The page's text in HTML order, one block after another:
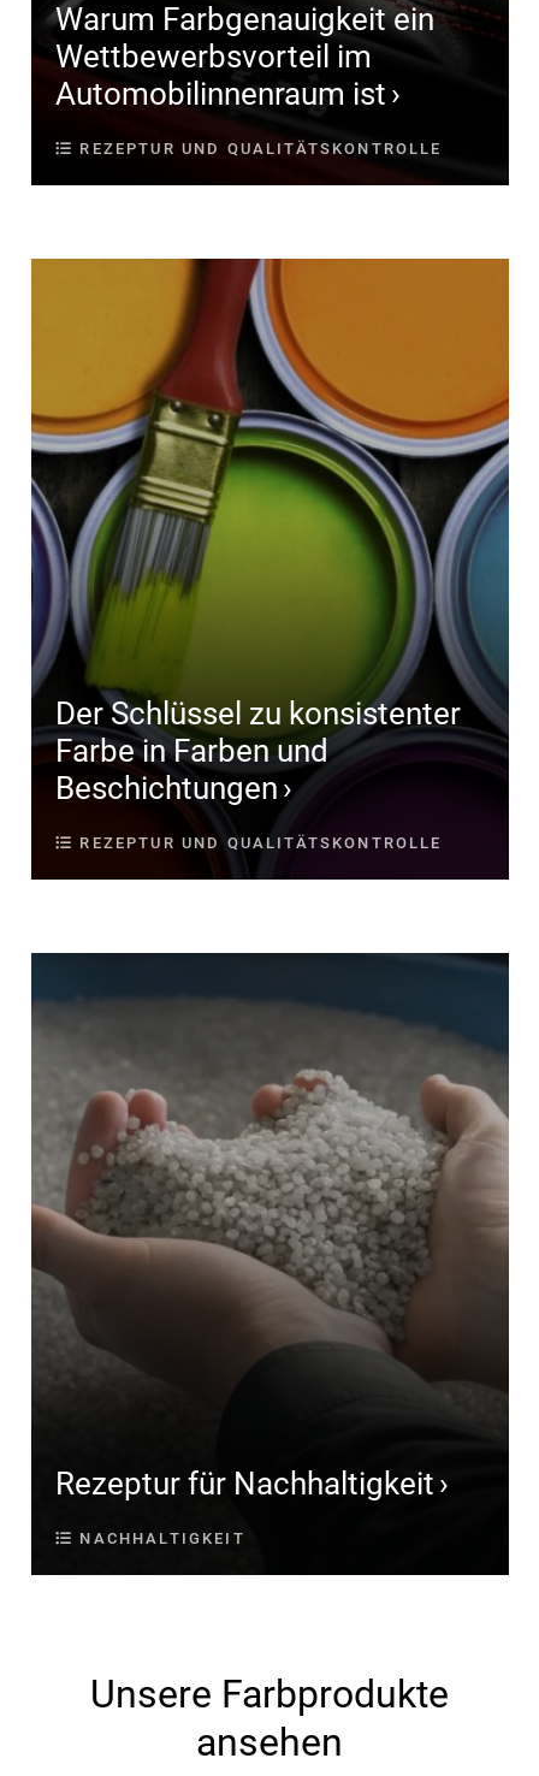
Warum Farbgenauigkeit ein
Wettbewerbsvorteil im
Automobilinnenraum ist
REZEPTUR UND QUALITÄTSKONTROLLE
Der Schlüssel zu konsistenter
Farbe in Farben und
Beschichtungen
REZEPTUR UND QUALITÄTSKONTROLLE
Rezeptur für Nachhaltigkeit
NACHHALTIGKEIT
Unsere Farbprodukte
ansehen